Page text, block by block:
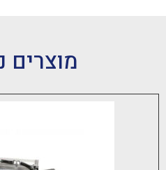
מוצרים נוספים